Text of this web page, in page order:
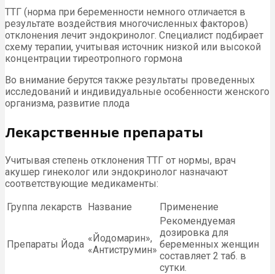
ТТГ (норма при беременности немного отличается в
результате воздействия многочисленных факторов)
отклонения лечит эндокринолог. Специалист подбирает
схему терапии, учитывая источник низкой или высокой
концентрации тиреотропного гормона
Во внимание берутся также результаты проведенных
исследований и индивидуальные особенности женского
организма, развитие плода
Лекарственные препараты
Учитывая степень отклонения ТТГ от нормы, врач
акушер гинеколог или эндокринолог назначают
соответствующие медикаменты:
Группа лекарств Название Применение
Препараты Йода
«Йодомарин»,
«Антиструмин»
Рекомендуемая
дозировка для
беременных женщин
составляет 2 таб. в
сутки.